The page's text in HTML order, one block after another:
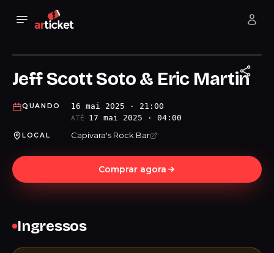
Jeff Scott Soto & Eric Martin
QUANDO 16 mai 2025 · 21:00
ATÉ 17 mai 2025 · 04:00
LOCAL Capivara's Rock Bar
Comprar agora
Ingressos